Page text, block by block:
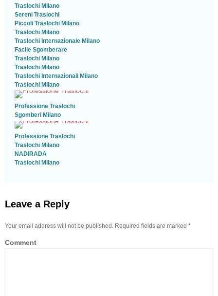
Traslochi Milano
Sereni Traslochi
Piccoli Traslochi Milano
Traslochi Milano
Traslochi Internazionale Milano
Facile Sgomberare
Traslochi Milano
Traslochi Milano
Traslochi Internazionali Milano
Traslochi Milano
Professione Traslochi
Sgomberi Milano
Professione Traslochi
Traslochi Milano
NADIRADA
Traslochi Milano
Leave a Reply
Your email address will not be published. Required fields are marked *
Comment